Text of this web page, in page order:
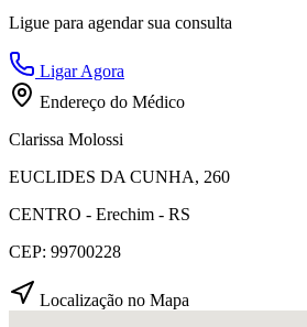
Ligue para agendar sua consulta
Ligar Agora
Endereço do Médico
Clarissa Molossi
EUCLIDES DA CUNHA, 260
CENTRO - Erechim - RS
CEP: 99700228
Localização no Mapa